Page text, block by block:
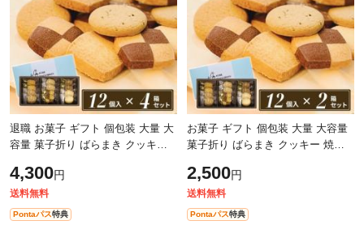
退職 お菓子 ギフト 個包装 大量 大
容量 菓子折り ばらまき クッキー
浪漫 神戸トラッドクッキー 当日
4,300円
送料無料
Pontaパス特典
お菓子 ギフト 個包装 大量 大容量
菓子折り ばらまき クッキー 焼き
ラッドクッキー 当日出荷 翌日配送
2,500円
送料無料
Pontaパス特典